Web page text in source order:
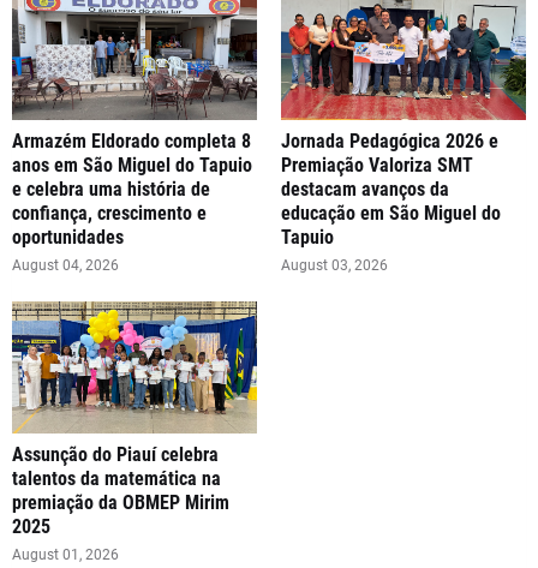
Armazém Eldorado completa 8
anos em São Miguel do Tapuio
e celebra uma história de
confiança, crescimento e
oportunidades
August 04, 2026
Jornada Pedagógica 2026 e
Premiação Valoriza SMT
destacam avanços da
educação em São Miguel do
Tapuio
August 03, 2026
Assunção do Piauí celebra
talentos da matemática na
premiação da OBMEP Mirim
2025
August 01, 2026